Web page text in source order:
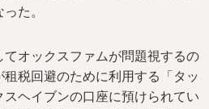
た。
オックスファムが問題視するの
税回避のために利用する「タッ
ヘイブンの口座に預けられてい